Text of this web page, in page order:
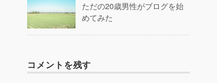
ただの20歳男性がブログを始
めてみた
コメントを残す